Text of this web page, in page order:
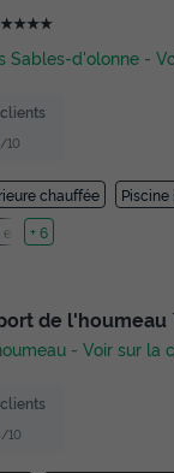
Sables-d'olonne -
/10
chauffée
enfant
+ 6
de l'houmeau
-Voir sur la
/10